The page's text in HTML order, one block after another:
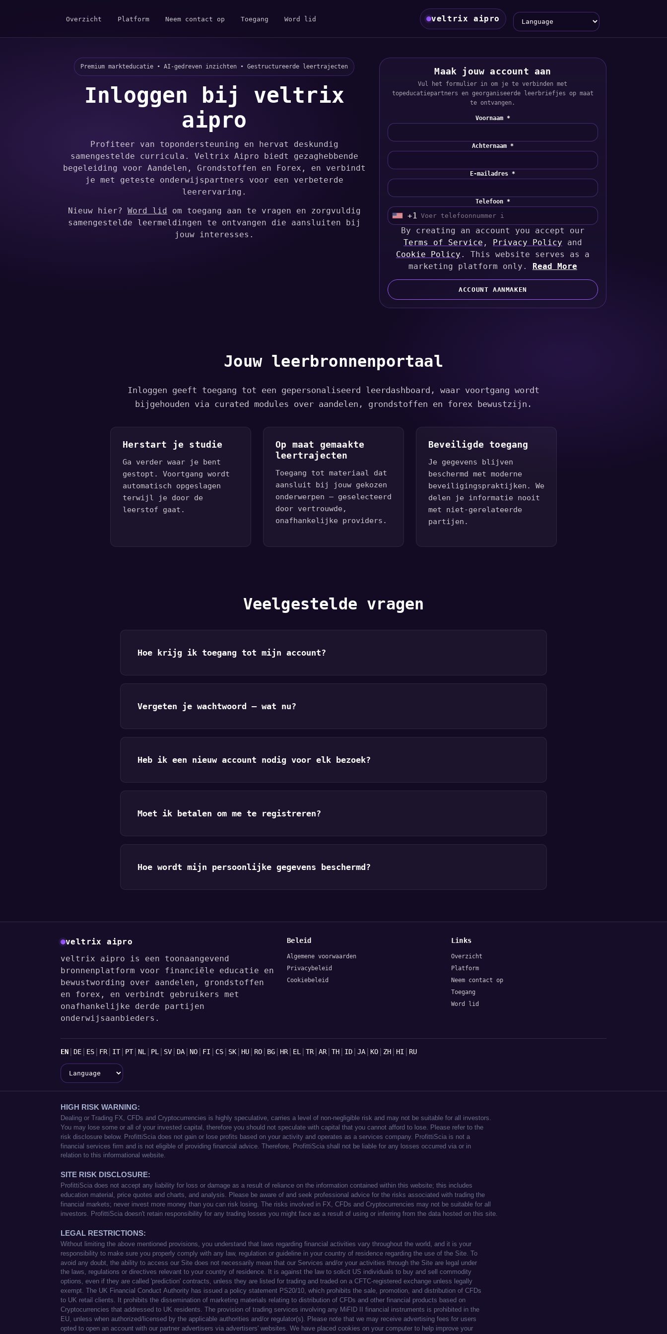
Overzicht Platform Neem contact op Toegang Word lid veltrix aipro Language
Premium markteducatie • AI-gedreven inzichten • Gestructureerde leertrajecten
Inloggen bij veltrix
aipro
Profiteer van topondersteuning en hervat deskundig
samengestelde curricula. Veltrix Aipro biedt gezaghebbende
begeleiding voor Aandelen, Grondstoffen en Forex, en verbindt
je met geteste onderwijspartners voor een verbeterde
leerervaring.
Nieuw hier? Word lid
om toegang aan te vragen en zorgvuldig
samengestelde leermeldingen te ontvangen die aansluiten bij
jouw interesses.
Maak jouw account aan
Vul het formulier in om je te verbinden met
topeducatiepartners en georganiseerde leerbriefjes op maat
te ontvangen.
Voornaam *
Achternaam *
E-mailadres *
Telefoon *
U
t
d
t
+
+1
By creating an account you accept our
Terms of Service , Privacy Policy and
Cookie Policy . This website serves as a
marketing platform only.
Read More
ACCOUNT AANMAKEN
Jouw leerbronnenportaal
Inloggen geeft toegang tot een gepersonaliseerd leerdashboard, waar voortgang wordt
bijgehouden via curated modules over aandelen, grondstoffen en forex bewustzijn.
Herstart je studie
Ga verder waar je bent
gestopt. Voortgang wordt
automatisch opgeslagen
terwijl je door de
leerstof gaat.
Op maat gemaakte
leertrajecten
Toegang tot materiaal dat
aansluit bij jouw gekozen
onderwerpen — geselecteerd
door vertrouwde,
onafhankelijke providers.
Beveiligde toegang
Je gegevens blijven
beschermd met moderne
beveiligingspraktijken. We
delen je informatie nooit
met niet-gerelateerde
partijen.
Veelgestelde vragen
Hoe krijg ik toegang tot mijn account?
Vergeten je wachtwoord — wat nu?
Heb ik een nieuw account nodig voor elk bezoek?
Moet ik betalen om me te registreren?
Hoe wordt mijn persoonlijke gegevens beschermd?
veltrix aipro
veltrix aipro is een toonaangevend
bronnenplatform voor financiële educatie en
bewustwording over aandelen, grondstoffen
en forex, en verbindt gebruikers met
onafhankelijke derde partijen
onderwijsaanbieders.
Beleid
Algemene voorwaarden
Privacybeleid
Cookiebeleid
Links
Overzicht
Platform
Neem contact op
Toegang
Word lid
Talen
EN DE ES FR| IT| PT| NL PL SV DA NO FI CS SK HU RO BG HR| EL TR| AR| TH ID JA KO ZH HI RU
Language